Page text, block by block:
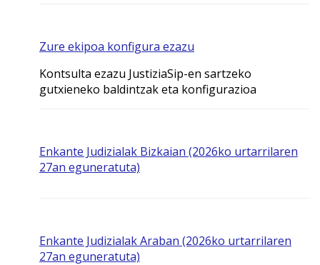
Zure ekipoa konfigura ezazu
Kontsulta ezazu JustiziaSip-en sartzeko
gutxieneko baldintzak eta konfigurazioa
Enkante Judizialak Bizkaian (2026ko urtarrilaren
27an eguneratuta)
Enkante Judizialak Araban (2026ko urtarrilaren
27an eguneratuta)